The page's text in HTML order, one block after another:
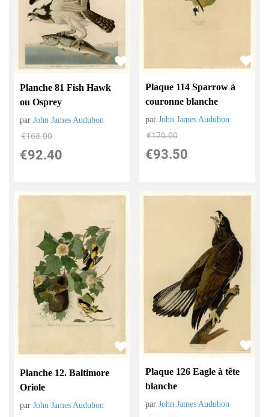
Planche 81 Fish Hawk
ou Osprey
parJohn James Audubon
€168.00
€92.40
Plaque 114 Sparrow à
couronne blanche
parJohn James Audubon
€170.00
€93.50
Planche 12. Baltimore
Oriole
parJohn James Audubon
Plaque 126 Eagle à tête
blanche
parJohn James Audubon